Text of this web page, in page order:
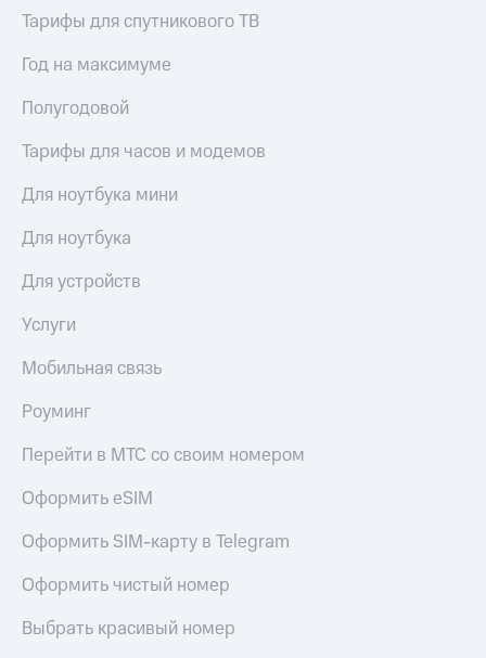
Тарифы для спутникового ТВ
Год на максимуме
Полугодовой
Тарифы для часов и модемов
Для ноутбука мини
Для ноутбука
Для устройств
Услуги
Мобильная связь
Роуминг
Перейти в МТС со своим номером
Оформить eSIM
Оформить SIM-карту в Telegram
Оформить чистый номер
Выбрать красивый номер